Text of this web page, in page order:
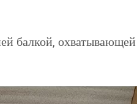
балкой,